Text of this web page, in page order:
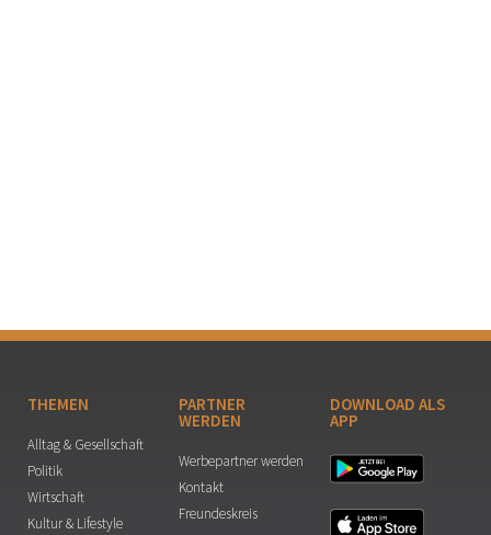
THEMEN
Alltag & Gesellschaft
Politik
Wirtschaft
Kultur & Lifestyle
PARTNER
WERDEN
Werbepartner werden
Kontakt
Freundeskreis
DOWNLOAD ALS
APP